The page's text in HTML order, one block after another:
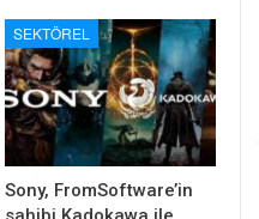
SEKTÖREL
Sony, FromSoftware’in